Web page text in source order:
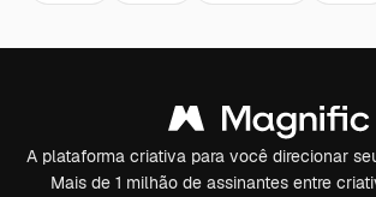
A plataforma criativa para você direcionar
Mais de 1 milhão de assinantes entre